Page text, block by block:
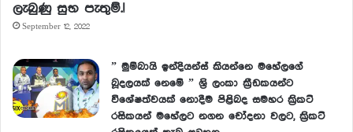
ලැබුණු සුභ පැතුම්.!
September 12, 2022
” මුම්බායි ඉන්දියන්ස් කියන්නෙ මහේලගේ
බූදලයක් නෙමේ ” ශ්‍රි ලංකා ක්‍රීඩකයන්ට
විශේෂත්වයක් නොදීම පිළිබද සමහර ක්‍රිකට්
රසිකයන් මහේලට නගන චෝදනා වලට, ක්‍රිකට්